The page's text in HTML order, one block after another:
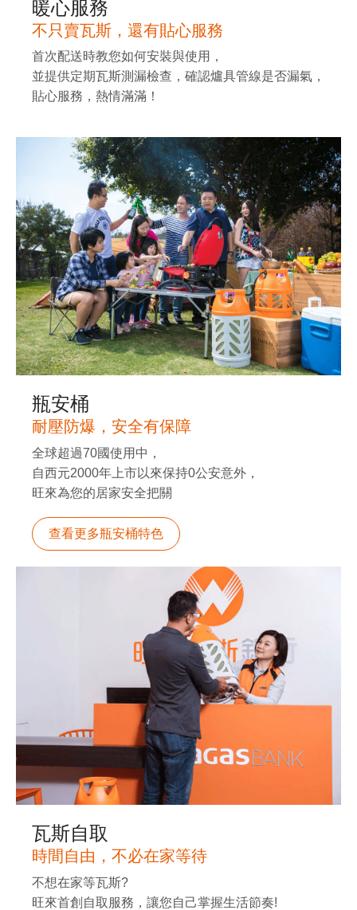
暖心服務
不只賣瓦斯，還有貼心服務
首次配送時教您如何安裝與使用，
並提供定期瓦斯測漏檢查，確認爐具管線是否漏氣，
貼心服務，熱情滿滿！
瓶安桶
耐壓防爆，安全有保障
全球超過70國使用中，
自西元2000年上市以來保持0公安意外，
旺來為您的居家安全把關
查看更多瓶安桶特色
瓦斯自取
時間自由，不必在家等待
不想在家等瓦斯?
旺來首創自取服務，讓您自己掌握生活節奏!